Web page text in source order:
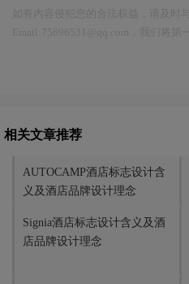
相关文章推荐
AUTOCAMP酒店标志设计含
义及酒店品牌设计理念
Signia酒店标志设计含义及酒
店品牌设计理念